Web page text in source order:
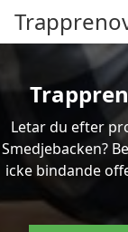
Letar du efter
Smedjebacken?
icke bindande